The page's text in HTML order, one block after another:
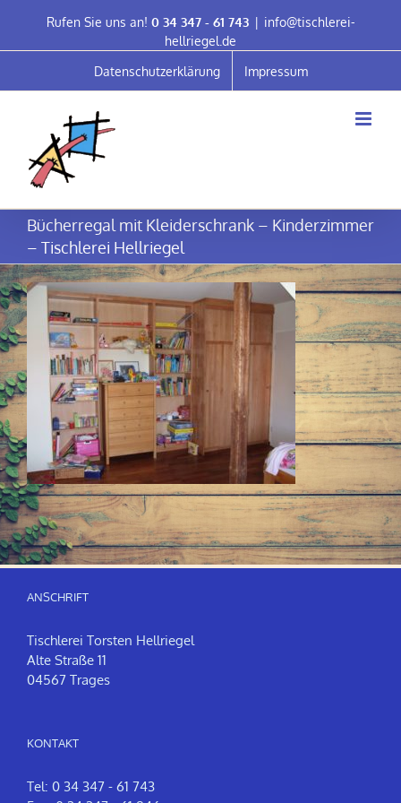
content
Rufen Sie uns an! 0 34 347 - 61 743 | info@tischlerei-
hellriegel.de
Datenschutzerklärung
Impressum
Bücherregal mit Kleiderschrank – Kinderzimmer
– Tischlerei Hellriegel
ANSCHRIFT
Tischlerei Torsten Hellriegel
Alte Straße 11
04567 Trages
KONTAKT
Tel: 0 34 347 - 61 743